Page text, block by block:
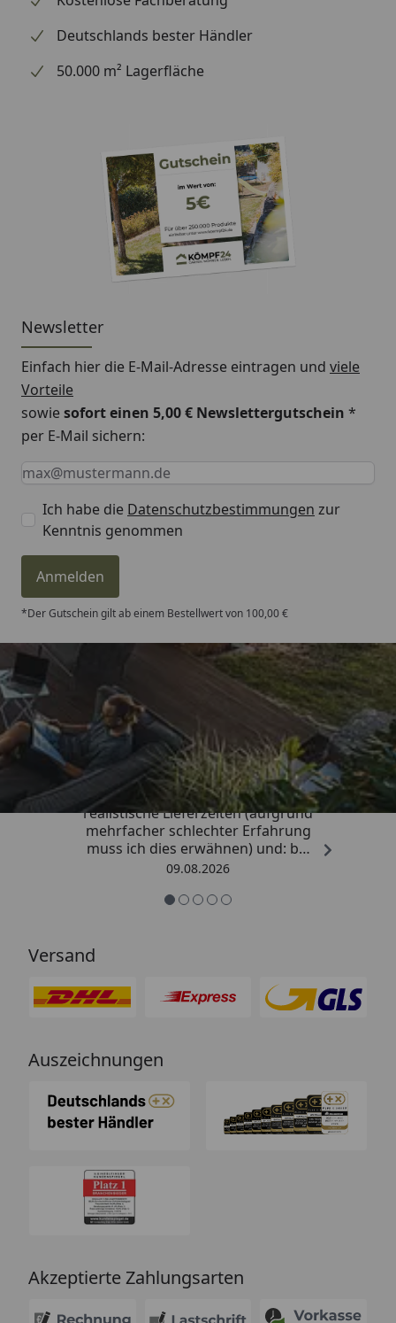
Aushärtung
ca. 4 mm in 24 Stunden
Basis
1-K Polyurethan Dicht- und
Klebstoff
nach Aushärtung geruchlos
ungeöffnet 12 Monate bei +5°C
bis 25°C, nach Anbruch zügig
verarbeiten
Hautbildezeit
ca. 60 Minuten bei Normalklima
vor Hitze schützen
Shore-A-Härte
ca. 45
im ausgehärteten Zustand)
Verarbeitbar
ab +5°C bis max. +35°C
Deutschlands bester Händler
50.000 m² Lagerfläche
Newsletter
Einfach hier die E-Mail-Adresse eintragen und viele
Vorteile
sowiesofort einen 5,00 € Newslettergutschein *
per E-Mail sichern:
Keine Eingabe erforderlich
Eingabe erforderlich
E-Mail *
Ich habe die Datenschutzbestimmungen zur
Kenntnis genommen
Anmelden
*Der Gutschein gilt ab einem Bestellwert von 100,00 €
Trusted Shops
4,81/ 5
„Sehr gute Qualitäts-Markenware,
realistische Lieferzeiten (aufgrund
mehrfacher schlechter Erfahrung
muss ich dies erwähnen) und: bei
Kritik kommt die Antwort
Menschen mit Verstand und nicht
(auch dass ist leider immer öfter
09.08.2026
Versand
Auszeichnungen
Akzeptierte Zahlungsarten